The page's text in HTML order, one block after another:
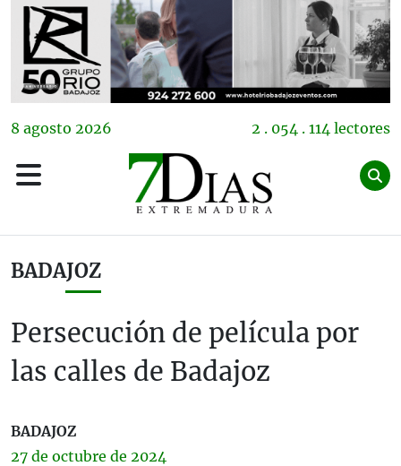
8 agosto 2026 2 . 054 . 114 lectores
BADAJOZ
Persecución de película por
las calles de Badajoz
BADAJOZ
27 de octubre de 2024